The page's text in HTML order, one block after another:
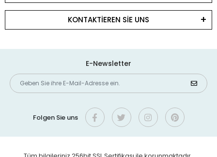
KONTAKTİEREN SİE UNS
E-Newsletter
Folgen Sie uns